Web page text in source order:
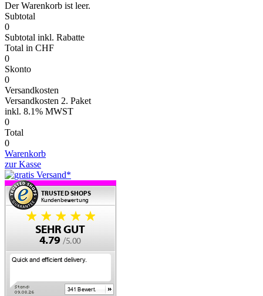
Der Warenkorb ist leer.
Subtotal
0
Subtotal inkl. Rabatte
Total in CHF
0
Skonto
0
Versandkosten
Versandkosten 2. Paket
inkl. 8.1% MWST
0
Total
0
Warenkorb
zur Kasse